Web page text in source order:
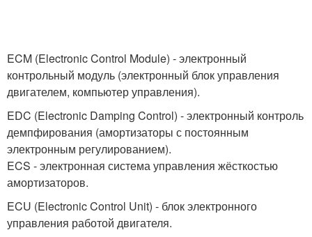
ECM (Electronic Control Module) - электронный
контрольный модуль (электронный блок управления
двигателем, компьютер управления).
EDC (Electronic Damping Control) - электронный контроль
демпфирования (амортизаторы с постоянным
электронным регулированием).
ECS - электронная система управления жёсткостью
амортизаторов.
ECU (Electronic Control Unit) - блок электронного
управления работой двигателя.